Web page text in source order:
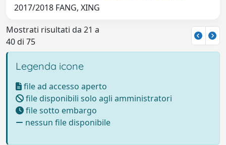
2017/2018 FANG, XING
Mostrati risultati da 21 a
40 di 75
Legenda icone
file ad accesso aperto
file disponibili solo agli amministratori
file sotto embargo
nessun file disponibile